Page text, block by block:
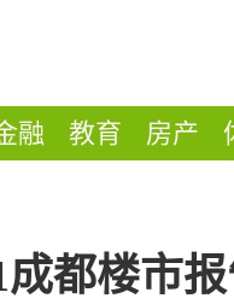
融 教育 房产
都楼市